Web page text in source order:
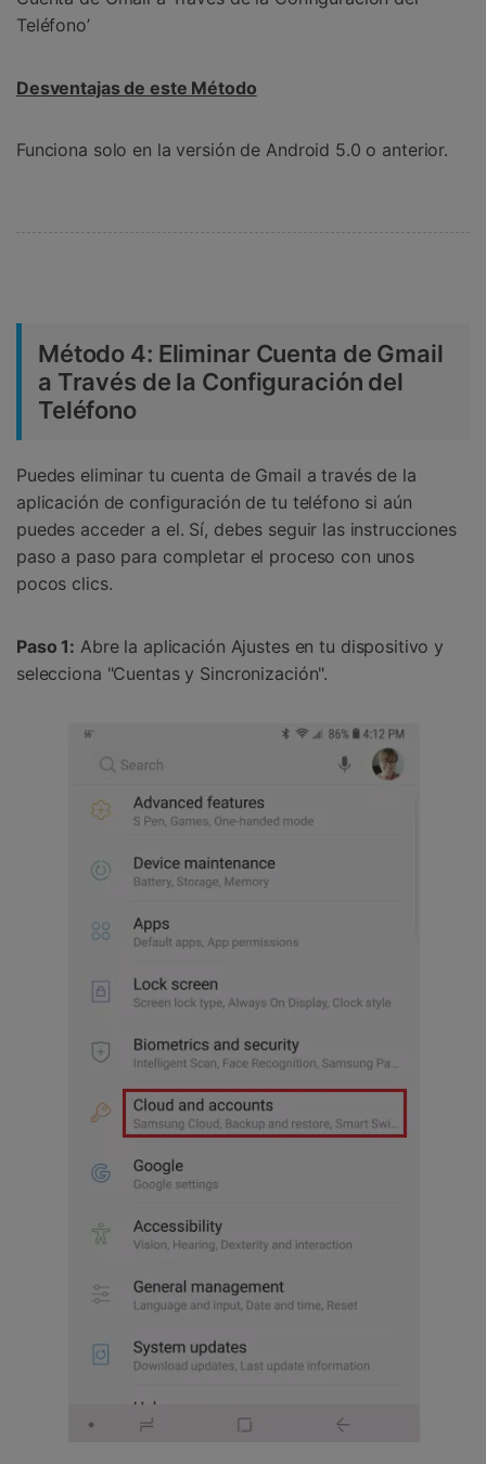
Teléfono’
Desventajas de este Método
Funciona solo en la versión de Android 5.0 o anterior.
Método 4: Eliminar Cuenta de Gmail
a Través de la Configuración del
Teléfono
Puedes eliminar tu cuenta de Gmail a través de la
aplicación de configuración de tu teléfono si aún
puedes acceder a el. Sí, debes seguir las instrucciones
paso a paso para completar el proceso con unos
pocos clics.
Paso 1: Abre la aplicación Ajustes en tu dispositivo y
selecciona "Cuentas y Sincronización".